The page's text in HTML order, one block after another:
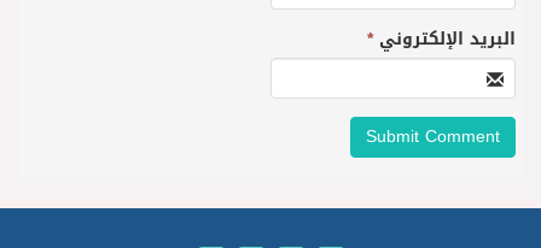
البريد الإلكتروني*